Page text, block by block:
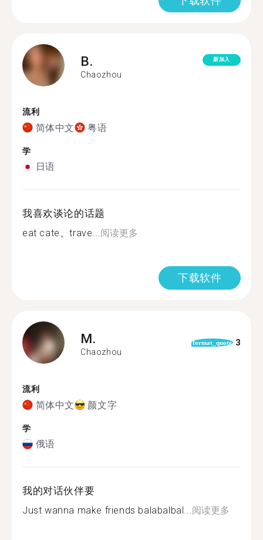
B.
Chaozhou
新加入
流利
简体中文 粤语
学
日语
我喜欢谈论的话题
eat cate、trave...阅读更多
下载软件
M.
Chaozhou
format_quote 3
流利
简体中文 颜文字
学
俄语
我的对话伙伴要
Just wanna make friends balabalbal...阅读更多